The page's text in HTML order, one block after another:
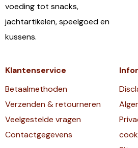
voeding tot snacks,
jachtartikelen, speelgoed en
kussens.
Klantenservice
Betaalmethoden
Verzenden & retourneren
Veelgestelde vragen
Contactgegevens